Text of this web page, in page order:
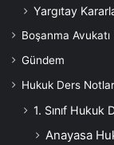
Yargıtay
Boşanma Avukatı
Gündem
Hukuk Ders
1. Sınıf Hukuk
Anayasa